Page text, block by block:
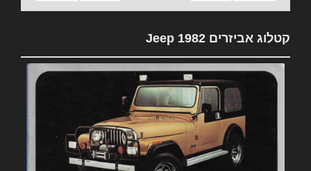
קטלוג אביזרים 1982 Jeep